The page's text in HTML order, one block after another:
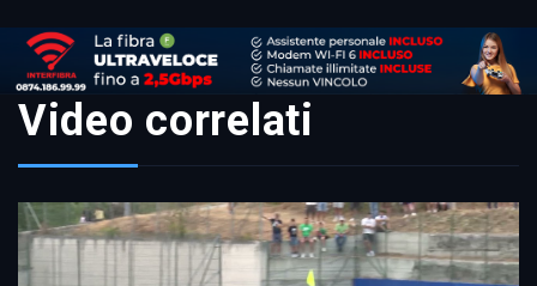
Video correlati